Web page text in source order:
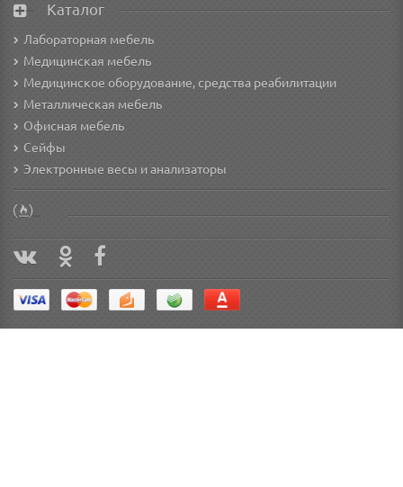
Каталог
Лабораторная мебель
Медицинская мебель
Медицинское оборудование, средства реабилитации
Металлическая мебель
Офисная мебель
Сейфы
Электронные весы и анализаторы